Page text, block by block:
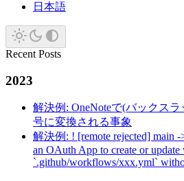
日本語
Recent Posts
2023
解決例: OneNoteで(バックス
号に変換される事象
解決例: ! [remote rejected] main
an OAuth App to create or
`.github/workflows/xxx.yml`